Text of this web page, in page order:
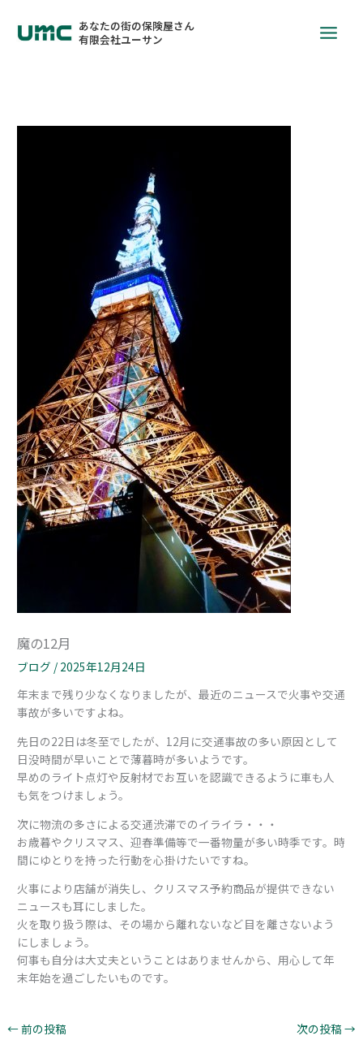
あなたの街の保険屋さん
有限会社ユーサン
魔の12月
ブログ / 2025年12月24日
年末まで残り少なくなりましたが、最近のニュースで火事や交通
事故が多いですよね。
先日の22日は冬至でしたが、12月に交通事故の多い原因として
日没時間が早いことで薄暮時が多いようです。
早めのライト点灯や反射材でお互いを認識できるように車も人
も気をつけましょう。
次に物流の多さによる交通渋滞でのイライラ・・・
お歳暮やクリスマス、迎春準備等で一番物量が多い時季です。時
間にゆとりを持った行動を心掛けたいですね。
火事により店舗が消失し、クリスマス予約商品が提供できない
ニュースも耳にしました。
火を取り扱う際は、その場から離れないなど目を離さないよう
にしましょう。
何事も自分は大丈夫ということはありませんから、用心して年
末年始を過ごしたいものです。
←前の投稿 次の投稿 →